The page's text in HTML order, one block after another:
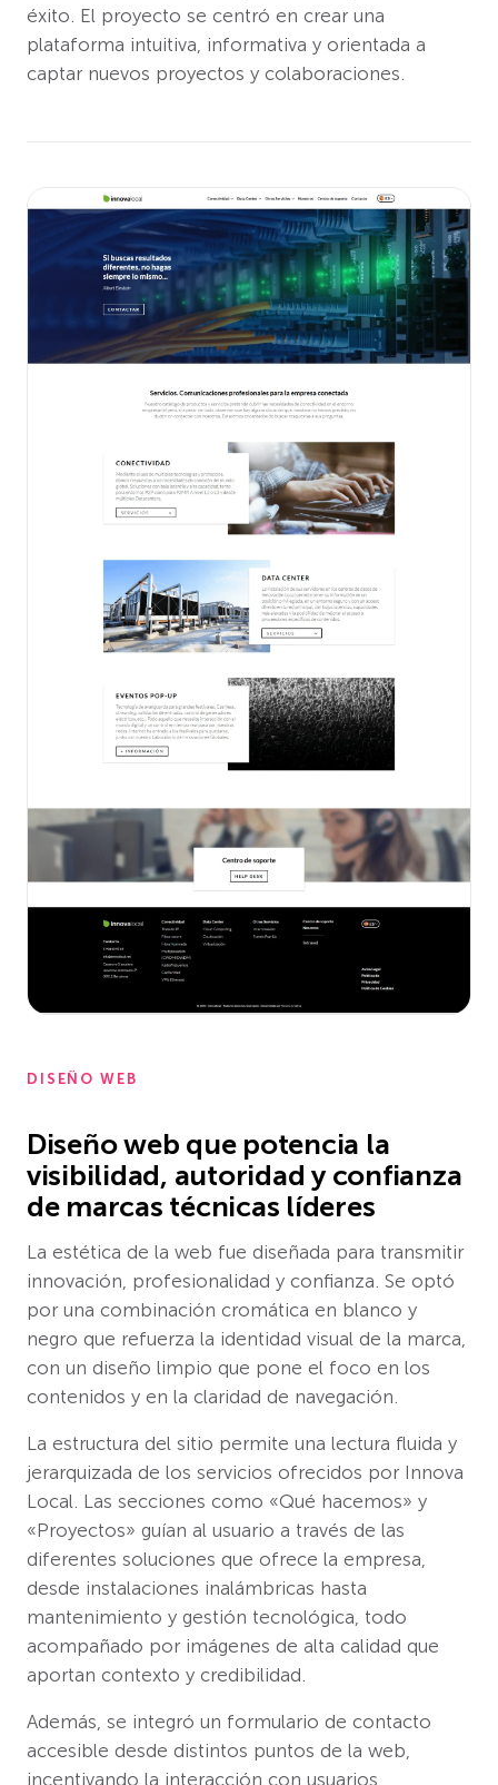
éxito. El proyecto se centró en crear una
plataforma intuitiva, informativa y orientada a
captar nuevos proyectos y colaboraciones.
DISEÑO WEB
Diseño web que potencia la
visibilidad, autoridad y confianza
de marcas técnicas líderes
La estética de la web fue diseñada para transmitir
innovación, profesionalidad y confianza. Se optó
por una combinación cromática en blanco y
negro que refuerza la identidad visual de la marca,
con un diseño limpio que pone el foco en los
contenidos y en la claridad de navegación.
La estructura del sitio permite una lectura fluida y
jerarquizada de los servicios ofrecidos por Innova
Local. Las secciones como «Qué hacemos» y
«Proyectos» guían al usuario a través de las
diferentes soluciones que ofrece la empresa,
desde instalaciones inalámbricas hasta
mantenimiento y gestión tecnológica, todo
acompañado por imágenes de alta calidad que
aportan contexto y credibilidad.
Además, se integró un formulario de contacto
accesible desde distintos puntos de la web,
incentivando la interacción con usuarios